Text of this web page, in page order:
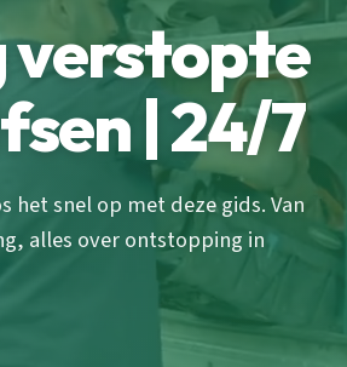
verstopte
| 24/7
het snel op met deze gids. Van
alles over ontstopping in